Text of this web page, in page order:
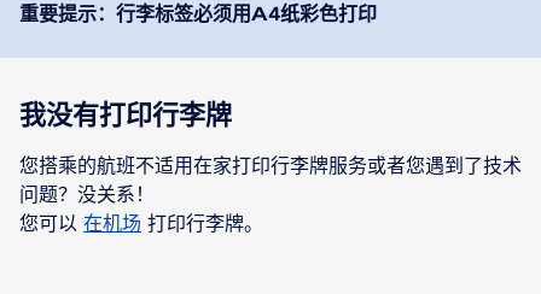
重要提示：行李标签必须用A4纸彩色打印
我没有打印行李牌
您搭乘的航班不适用在家打印行李牌服务或者您遇到了技术
问题？没关系！
您可以 在机场 打印行李牌。